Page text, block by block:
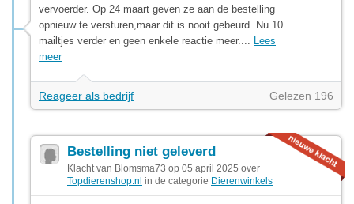
vervoerder. Op 24 maart geven ze aan de bestelling
opnieuw te versturen,maar dit is nooit gebeurd. Nu 10
mailtjes verder en geen enkele reactie meer.... Lees
meer
Reageer als bedrijf Gelezen 196
Bestelling niet geleverd
Klacht van Blomsma73 op 05 april 2025 over
Topdierenshop.nl in de categorie Dierenwinkels